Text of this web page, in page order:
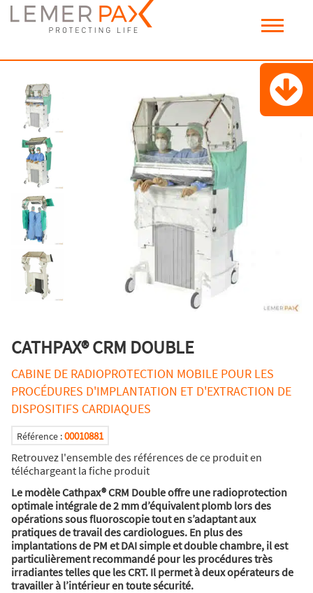
CATHPAX® CRM DOUBLE
CABINE DE RADIOPROTECTION MOBILE POUR LES
PROCÉDURES D'IMPLANTATION ET D'EXTRACTION DE
DISPOSITIFS CARDIAQUES
Référence :00010881
Retrouvez l'ensemble des références de ce produit en
téléchargeant la fiche produit
Le modèle Cathpax® CRM Double offre une radioprotection
optimale intégrale de 2 mm d’équivalent plomb lors des
opérations sous fluoroscopie tout en s’adaptant aux
pratiques de travail des cardiologues. En plus des
implantations de PM et DAI simple et double chambre, il est
particulièrement recommandé pour les procédures très
irradiantes telles que les CRT. Il permet à deux opérateurs de
travailler à l’intérieur en toute sécurité.